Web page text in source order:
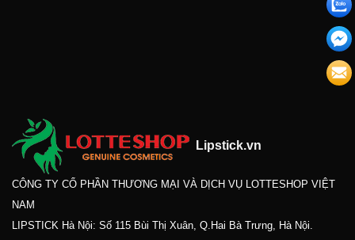
Lipstick.vn
CÔNG TY CỔ PHẦN THƯƠNG MẠI VÀ DỊCH VỤ LOTTESHOP VIỆT
NAM
LIPSTICK Hà Nội: Số 115 Bùi Thị Xuân, Q.Hai Bà Trưng, Hà Nội.